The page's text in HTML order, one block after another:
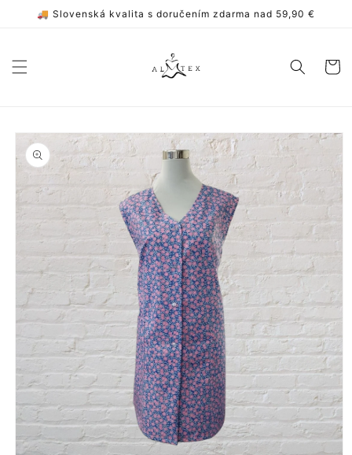
🚚 Slovenská kvalita s doručením zdarma nad 59,90 €
Košík
informácie
produkte